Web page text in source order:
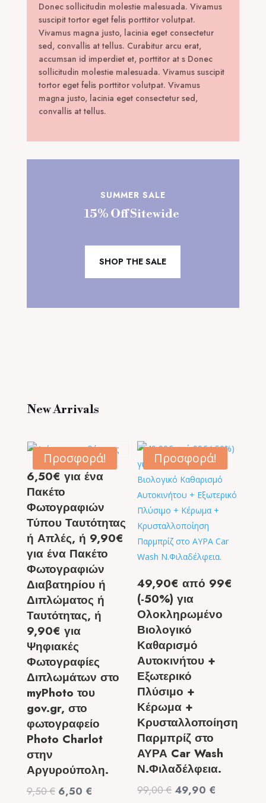
Donec sollicitudin molestie malesuada. Vivamus
suscipit tortor eget felis porttitor volutpat.
Vivamus magna justo, lacinia eget consectetur
sed, convallis at tellus. Curabitur arcu erat,
accumsan id imperdiet et, porttitor at s Donec
sollicitudin molestie malesuada. Vivamus suscipit
tortor eget felis porttitor volutpat. Vivamus
magna justo, lacinia eget consectetur sed,
convallis at tellus.
SUMMER SALE
15% Off Sitewide
SHOP THE SALE
New Arrivals
Προσφορά!
6,50€ για ένα
Πακέτο
Φωτογραφιών
Τύπου Ταυτότητας
ή Απλές, ή 9,90€
για ένα Πακέτο
Φωτογραφιών
Διαβατηρίου ή
Διπλώματος ή
Ταυτότητας, ή
9,90€ για
Ψηφιακές
Φωτογραφίες
Διπλωμάτων στο
myPhoto του
gov.gr, στο
φωτογραφείο
Photo Charlot
στην
Αργυρούπολη.
9,50€ Original
6,50 €
Προσφορά!
49,90€ από 99€
(-50%) για
Ολοκληρωμένο
Βιολογικό
Καθαρισμό
Αυτοκινήτου +
Εξωτερικό
Πλύσιμο +
Κέρωμα +
Κρυσταλλοποίηση
Παρμπρίζ στο
ΑΥΡΑ Car Wash
Ν.Φιλαδέλφεια.
99,00€ Original
49,90 €